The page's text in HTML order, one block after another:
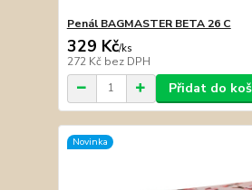
Penál BAGMASTER BETA 26 C
329 Kč/ks
272 Kč bez DPH
Přidat do
Novinka